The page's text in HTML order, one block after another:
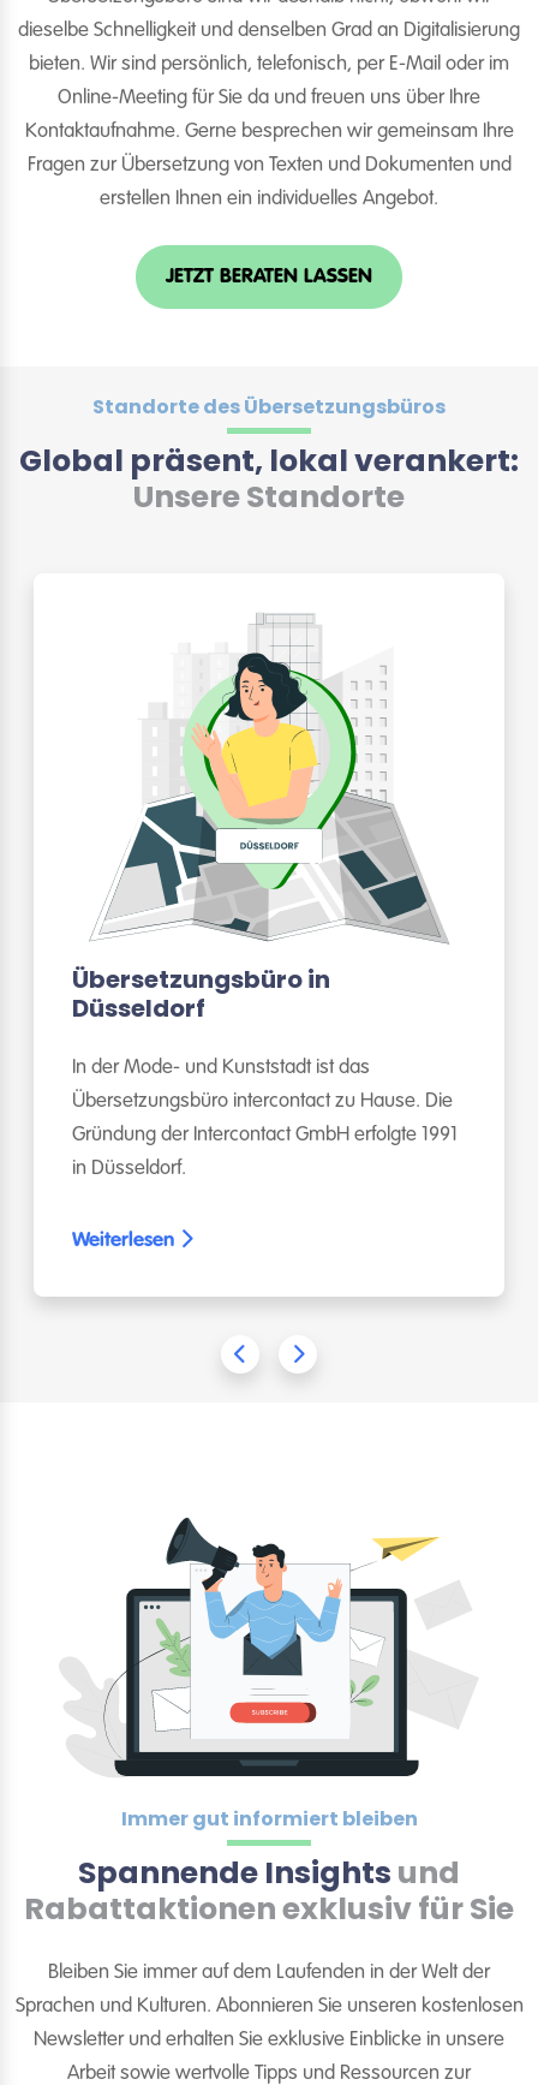
dieselbe Schnelligkeit und denselben Grad an Digitalisierung
bieten. Wir sind persönlich, telefonisch, per E-Mail oder im
Online-Meeting für Sie da und freuen uns über Ihre
Kontaktaufnahme. Gerne besprechen wir gemeinsam Ihre
Fragen zur Übersetzung von Texten und Dokumenten und
erstellen Ihnen ein individuelles Angebot.
JETZT BERATEN LASSEN
Standorte des Übersetzungsbüros
Global präsent, lokal verankert:
Unsere Standorte
Übersetzungsbüro in
Düsseldorf
In der Mode- und Kunststadt ist das
Übersetzungsbüro intercontact zu Hause. Die
Gründung der Intercontact GmbH erfolgte 1991
in Düsseldorf.
Weiterlesen
Immer gut informiert bleiben
Spannende Insights und
Rabattaktionen exklusiv für Sie
Bleiben Sie immer auf dem Laufenden in der Welt der
Sprachen und Kulturen. Abonnieren Sie unseren kostenlosen
Newsletter und erhalten Sie exklusive Einblicke in unsere
Arbeit sowie wertvolle Tipps und Ressourcen zur